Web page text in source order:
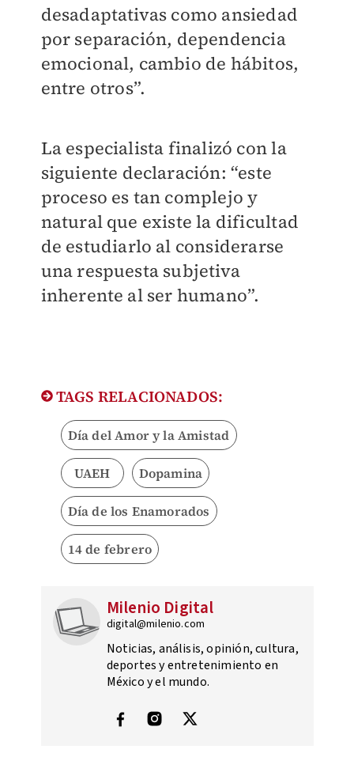
desadaptativas como ansiedad
por separación, dependencia
emocional, cambio de hábitos,
entre otros”.
La especialista finalizó con la
siguiente declaración: “este
proceso es tan complejo y
natural que existe la dificultad
de estudiarlo al considerarse
una respuesta subjetiva
inherente al ser humano”.
TAGS RELACIONADOS:
Día del Amor y la Amistad
UAEH Dopamina
Día de los Enamorados
14 de febrero
Milenio Digital
digital@milenio.com
Noticias, análisis, opinión, cultura,
deportes y entretenimiento en
México y el mundo.